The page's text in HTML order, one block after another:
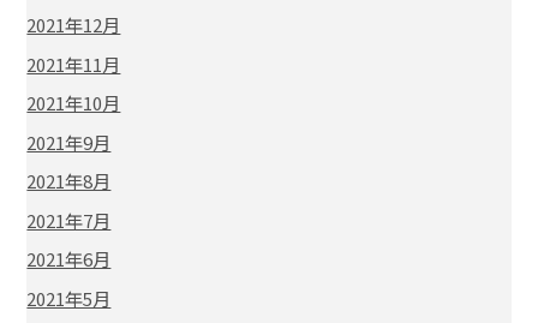
2021年12月
2021年11月
2021年10月
2021年9月
2021年8月
2021年7月
2021年6月
2021年5月